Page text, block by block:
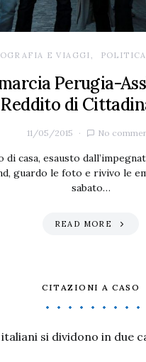
E VIAGGI
Perugia-
Reddito di
11/05/2015 No
di casa, esausto
guardo le foto e rivivo le
sabato…
READ MORE
CITAZIONI A CASO
si dividono in due